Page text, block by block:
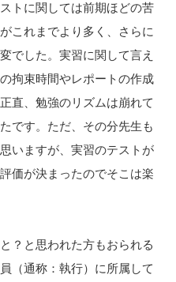
トに関しては前期ほどの苦
これまでより多く、さらに
でした。実習に関して言え
拘束時間やレポートの作成
直、勉強のリズムは崩れて
です。ただ、その分先生も
いますが、実習のテストが
価が決まったのでそこは楽
？と思われた方もおられる
（通称：執行）に所属して